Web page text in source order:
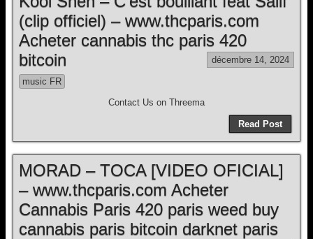
(clip officiel) – www.thcparis.com
Acheter cannabis thc paris 420
bitcoin
décembre 14, 2024
music FR
Contact Us on Threema
Read Post
MORAD – TOCA [VIDEO OFICIAL]
– www.thcparis.com Acheter
Cannabis Paris 420 paris weed buy
cannabis paris bitcoin darknet paris